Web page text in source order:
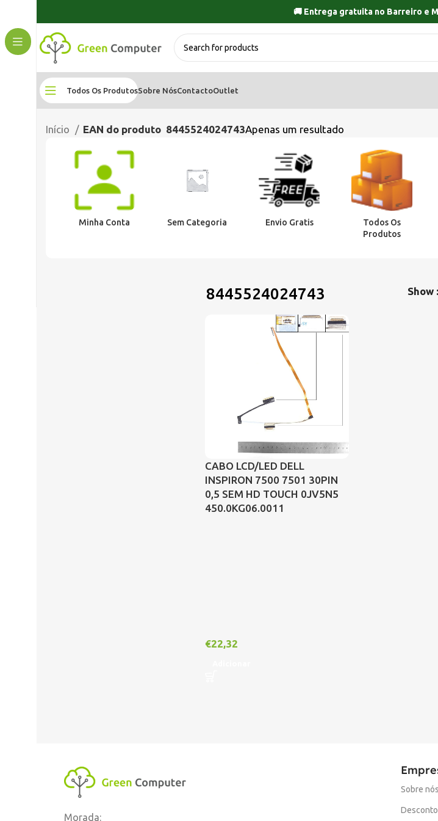
🚚 Entrega gratuita no Barreiro e
Todos Os ProdutosSobre NósContactoOutlet
Início EAN do produto 8445524024743Apenas um resultado
Minha Conta Sem Categoria Envio Gratis
Todos Os
Produtos
8445524024743 Show
CABO LCD/LED DELL
INSPIRON 7500 7501 30PIN
0,5 SEM HD TOUCH 0JV5N5
450.0KG06.0011
€22,32
Morada:
Sobre nós